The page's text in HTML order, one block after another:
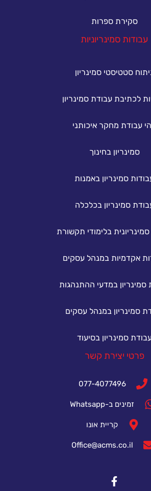
סקירת ספרות
עבודות סמינריוניות
סטטיסטי סמינריון
לכתיבת עבודת סמינריון
עבודת מחקר איכותני
סמינריון בחינוך
סמינריון באמנות
סמינריון בכלכלה
בלימודי תקשורת
אקדמיות במנהל עסקים
סמינריון במדעי ההתנהגות
סמינריון במנהל עסקים
סמינריון בסיעוד
פרטי יצירת קשר
077-4077496
זמינים ב-Whatsapp
קריית אונו
Office@acms.co.il